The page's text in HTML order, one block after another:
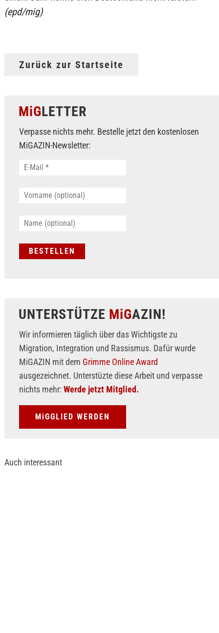
(epd/mig)
Zurück zur Startseite
MiGLETTER
Verpasse nichts mehr. Bestelle jetzt den kostenlosen
MiGAZIN-Newsletter:
UNTERSTÜTZE MiGAZIN!
Wir informieren täglich über das Wichtigste zu
Migration, Integration und Rassismus. Dafür wurde
MiGAZIN mit dem Grimme Online Award
ausgezeichnet. Unterstüzte diese Arbeit und verpasse
nichts mehr: Werde jetzt Mitglied.
MiGGLIED WERDEN
Auch interessant